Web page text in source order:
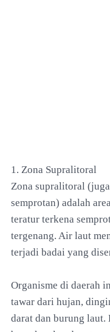
1. Zona Supralitoral
Zona supralitoral
semprotan) adalah
teratur terkena
tergenang. Air laut
terjadi badai yang
Organisme di daerah
tawar dari hujan,
darat dan burung laut.